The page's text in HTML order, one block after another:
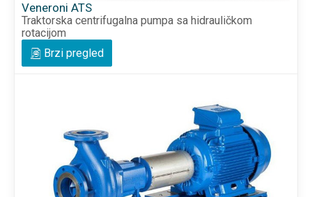
Veneroni ATS
Traktorska centrifugalna pumpa sa hidrauličkom
rotacijom
Brzi pregled